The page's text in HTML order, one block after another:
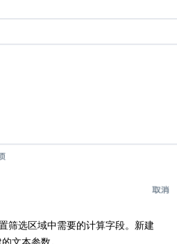
筛选区域中需要的计算字段。新建